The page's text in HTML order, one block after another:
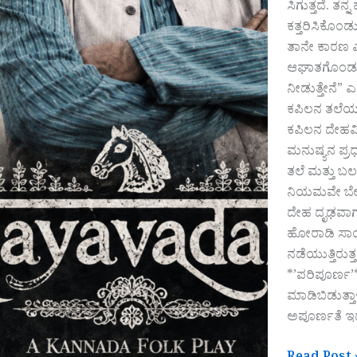
ಸಿಗುತ್ತದೆ.
ತಾನೇ ಕಾರಣ
ಕಪಿಲನ
ಕಪಿಲನ
ಮನುಷ್ಯನ
ತಲೆ ಮತ್ತು
ನಿಯಮವೇ ಬೇರೆ
ದೇಹ
ಹೋರಾಡಿ
ಅಪೂರ್ಣತೆ